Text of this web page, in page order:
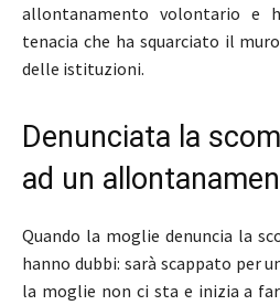
allontanamento volontario e
tenacia che ha squarciato il
delle istituzioni.
Denunciata la
ad un
Quando la moglie denuncia la
hanno dubbi: sarà scappato per
la moglie non ci sta e inizia a